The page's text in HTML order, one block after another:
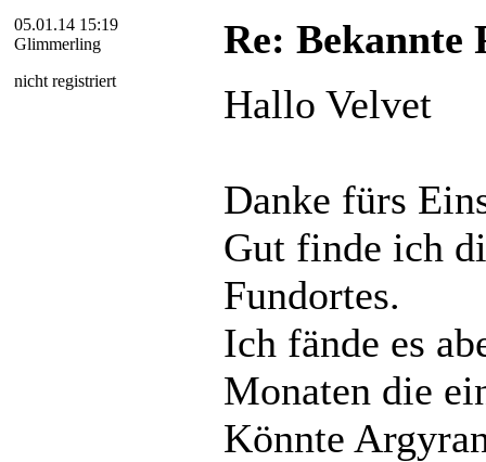
05.01.14 15:19
Glimmerling
nicht registriert
Re: Bekannte
Hallo Velvet
Danke fürs
Gut finde ich
Fundortes.
Ich fände es
Monaten die
Könnte